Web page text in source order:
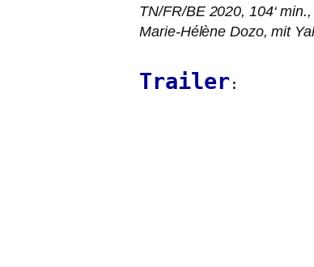
TN/FR/BE2020, 104‘
Marie-Hélène Dozo, mit
Trailer: